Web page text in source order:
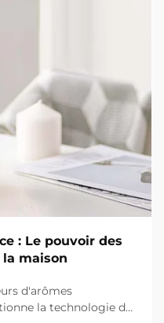
: Le pouvoir des
maison
d'arômes
la technologie de